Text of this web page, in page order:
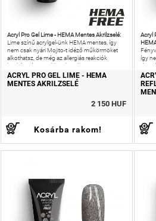
Acryl Pro Gel Lime - HEMA Mentes Akrilzselé:
Lime színű acrylgel-ünk HEMA mentes, így
nem csak nyári Mojito-t idéző műkörmöket
alkothatsz, de még az allergiás reakciók
kockázatát is csökkentheted!
ACRYL PRO GEL LIME - HEMA
MENTES AKRILZSELÉ
2 150 HUF
Kosárba rakom!
Acryl
így
de